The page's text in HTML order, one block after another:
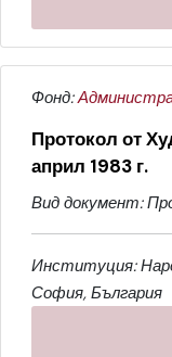
Фонд:
Протокол от
април 1983 г.
Вид документ:
Институция:
София, България